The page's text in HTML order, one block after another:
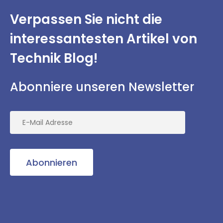
Verpassen Sie nicht die
interessantestenArtikel von
Technik Blog!
Abonniere unseren Newsletter
Abonnieren